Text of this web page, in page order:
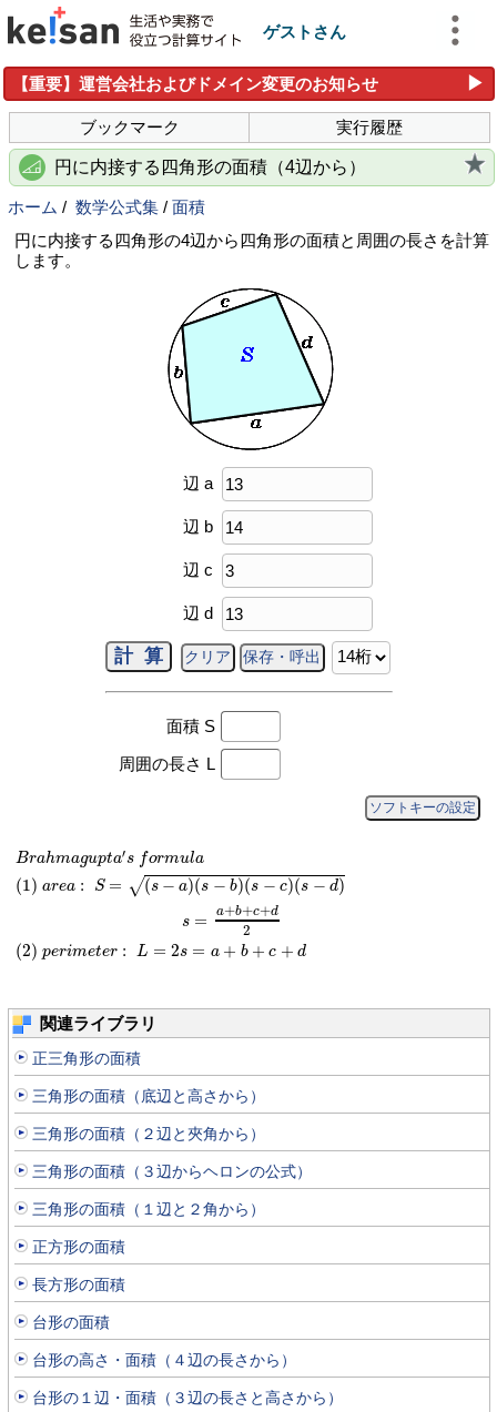
ゲストさん
【重要】運営会社およびドメイン変更のお知らせ ▶
ブックマーク 実行履歴
円に内接する四角形の面積（4辺から）
ホーム / 数学公式集 / 面積
円に内接する四角形の4辺から四角形の面積と周囲の長さを計算
します。
辺 a
辺 b
辺 c
辺 d
面積 S
周囲の長さ L
ソフトキーの設定
Brahmagupta′s formula
(1) area : S = √(s − a)(s − b)(s − c)(s − d)
s = a+b+c+d
2
(2) perimeter : L = 2s = a + b + c + d
Br hm a s r 1
関連ライブラリ
正三角形の面積
三角形の面積（底辺と高さから）
三角形の面積（２辺と夾角から）
三角形の面積（３辺からヘロンの公式）
三角形の面積（１辺と２角から）
正方形の面積
長方形の面積
台形の面積
台形の高さ・面積（４辺の長さから）
台形の１辺・面積（３辺の長さと高さから）